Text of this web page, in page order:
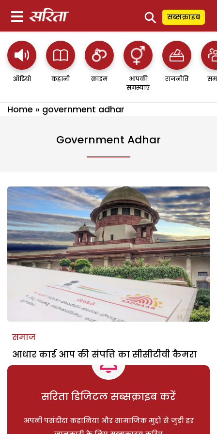
⚲ सब्सक्राइब
ऑडियो कहानी क्राइम
आपकी
समस्याएं
राजनीति
Home » government adhar
Government Adhar
समाज
आधार कार्ड आप की संपत्ति का सीसीटीवी कैमरा
सरिता डिजिटल सब्सक्राइब करें
अपनी पसंदीदा कहानियां और सामाजिक मुद्दों से जुड़ी हर